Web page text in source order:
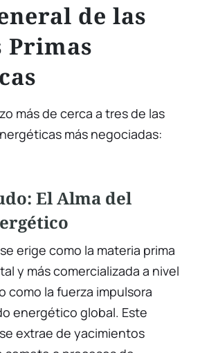
de las
Primas
más de cerca a tres de las
más negociadas:
El Alma del
erige como la materia prima
y más comercializada a nivel
como la fuerza impulsora
energético global. Este
extrae de yacimientos